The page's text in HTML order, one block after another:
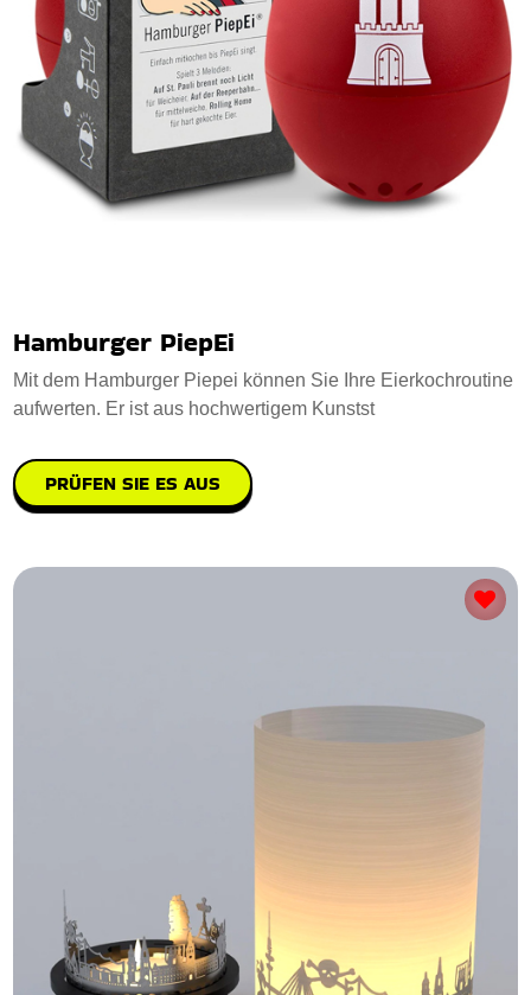
Hamburger PiepEi
Mit dem Hamburger Piepei können Sie Ihre Eierkochroutine
aufwerten. Er ist aus hochwertigem Kunstst
PRÜFEN SIE ES AUS